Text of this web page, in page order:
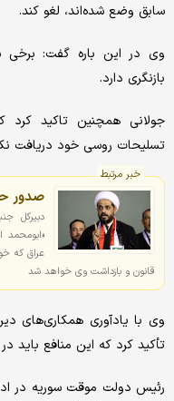
سابق وضع شده‌اند، لغو کند.
وی در این باره گفت: برخی
بازنگری دارد.
جولانی همچنین تاکید کرد
تسلیحات روسی خود دریافت
خبر مرتبط
صدور
دبیرکل
«ابومحمد
عراق که
قانون و بازداشت وی خواهد شد
وی با یادآوری همکاری‌های
تأکید کرد که این منافع باید
رئیس‌ دولت موقت سوریه در